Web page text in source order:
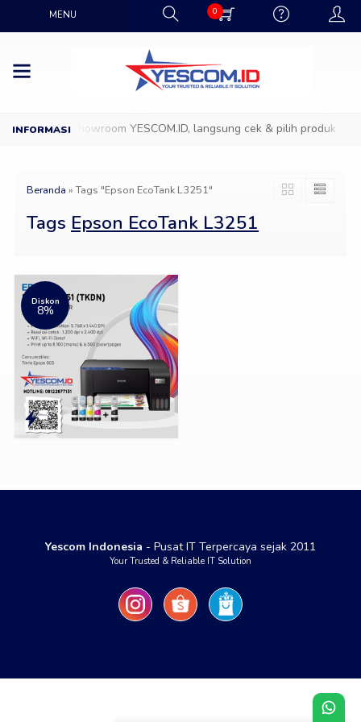
MENU 0
Datang ke Showroom YESCOM.ID, langsung cek & pilih produk IT
Beranda »Tags "Epson EcoTank L3251"
Tags Epson EcoTank L3251
Diskon
8%
Yescom Indonesia - Pusat IT Terpercaya sejak 2011
Your Trusted & Reliable IT Solution